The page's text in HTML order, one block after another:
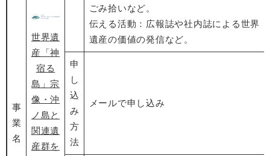
事
業
名
世界遺
産「神
宿る
島」宗
像・沖
ノ島と
関連遺
産群を
ごみ拾いなど。
伝える活動：広報誌や社内誌による世界
遺産の価値の発信など。
申
し
込
み
方
法
メールで申し込み